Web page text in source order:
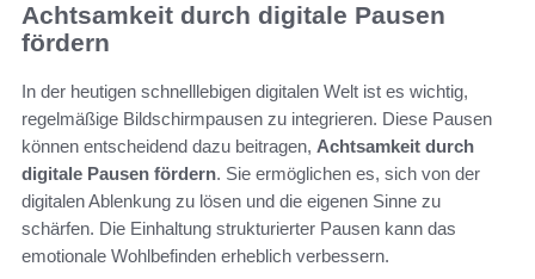
Achtsamkeit durch digitale Pausen
fördern
In der heutigen schnelllebigen digitalen Welt ist es wichtig,
regelmäßige Bildschirmpausen zu integrieren. Diese Pausen
können entscheidend dazu beitragen, Achtsamkeit durch
digitale Pausen fördern. Sie ermöglichen es, sich von der
digitalen Ablenkung zu lösen und die eigenen Sinne zu
schärfen. Die Einhaltung strukturierter Pausen kann das
emotionale Wohlbefinden erheblich verbessern.